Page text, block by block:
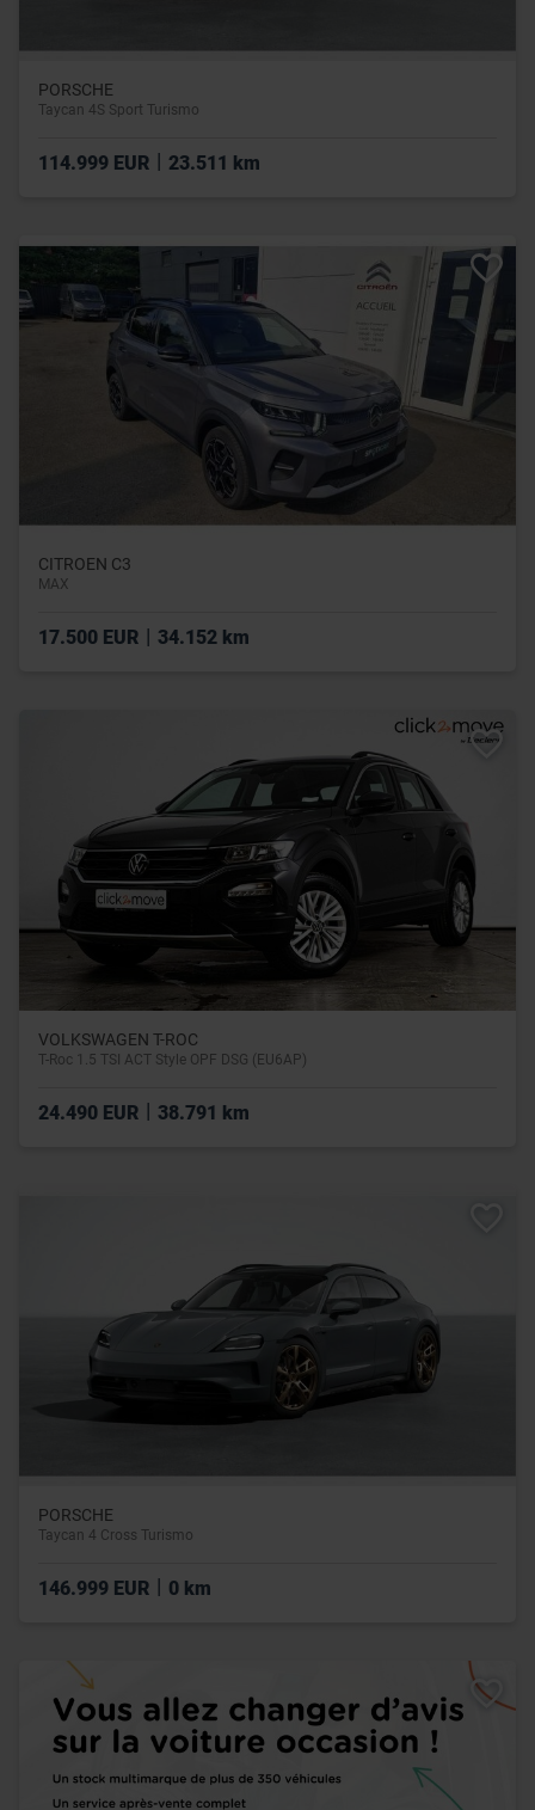
PORSCHE
Taycan 4S Sport Turismo
114.999 EUR 23.511 km
CITROEN C3
MAX
17.500 EUR | 34.152 km
VOLKSWAGEN T-ROC
T-Roc 1.5 TSI ACT Style OPF DSG (EU6AP)
24.490 EUR 38.791 km
PORSCHE
Taycan 4 Cross Turismo
146.999 EUR | 0 km